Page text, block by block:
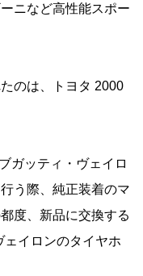
ニなど高性能スポー
のは、トヨタ 2000
ガッティ・ヴェイロ
う際、純正装着のマ
度、新品に交換する
ェイロンのタイヤホ